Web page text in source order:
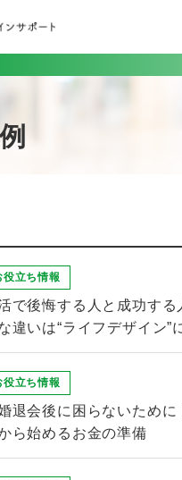
役立ち情報
で後悔する人と成功する
違いは“ライフデザイン”
役立ち情報
退会後に困らないために
ら始めるお金の準備